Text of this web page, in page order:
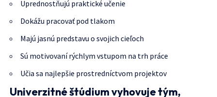
Uprednostňujú praktické učenie
Dokážu pracovať pod tlakom
Majú jasnú predstavu o svojich cieľoch
Sú motivovaní rýchlym vstupom na trh práce
Učia sa najlepšie prostredníctvom projektov
Univerzitné štúdium vyhovuje tým,